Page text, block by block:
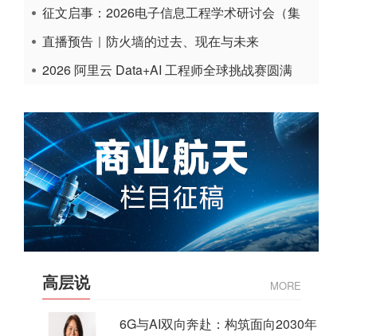
征文启事：2026电子信息工程学术研讨会（集
成电路应用杂志）
直播预告｜防火墙的过去、现在与未来
2026 阿里云 Data+AI 工程师全球挑战赛圆满
高层说 MORE
6G与AI双向奔赴：构筑面向2030年